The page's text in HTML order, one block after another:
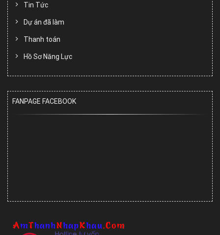
Tin Tức
Dự án đã làm
Thanh toán
Hồ Sơ Năng Lực
FANPAGE FACEBOOK